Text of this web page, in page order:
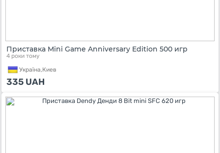
Приставка Mini Game Anniversary Edition 500 игр
4 роки тому
Україна,Киев
335 UAH